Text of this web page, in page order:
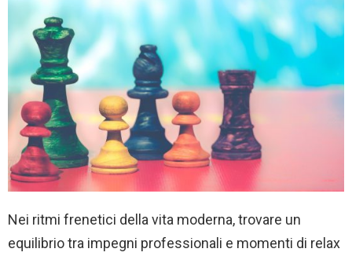
Nei ritmi frenetici della vita moderna, trovare un
equilibrio tra impegni professionali e momenti di relax